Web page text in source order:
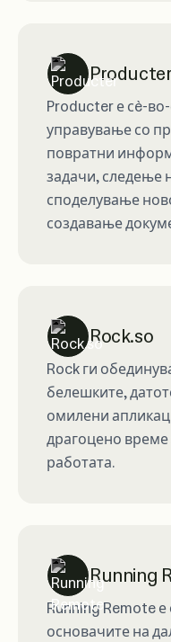
Producter
Producter е сè-
управување со
повратни
задачи, следење
споделување
создавање
Rock.so
Rock ги
белешките,
омилени
драгоцено време
работата.
Running
Running Remote е
основачите на